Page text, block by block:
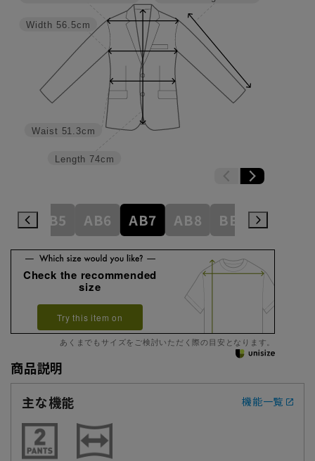
Length 74cm
Waist 51.3cm
Width 56.5cm
AB5 AB6 AB7 AB8 BE3 BE4
Check the recommended
size
Try this item on
あくまでもサイズをご検討いただく際の目安となります。
商品説明
主な機能
機能一覧